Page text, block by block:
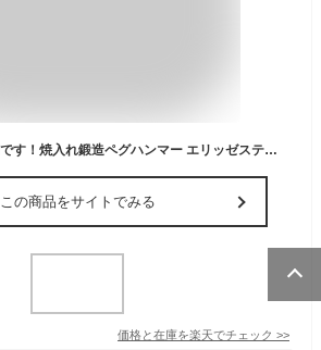
※ショートブラック柄です！焼入れ鍛造ペグハンマー エリッゼステーク アルティメットハンマー◆ショートブラック柄MK-ELUHSBK＜村の鍛冶屋 | 燕三条製＞※本体：カチオン塗装orクロームメッキ×ヘッド：真鍮orステンレス 送料無料
この商品をサイトでみる
価格と在庫を楽天でチェック >>